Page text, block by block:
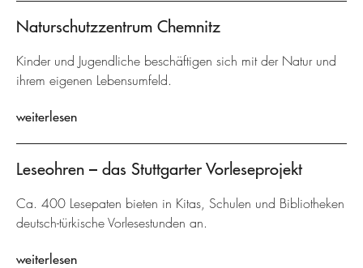
Naturschutzzentrum Chemnitz
Kinder und Jugendliche beschäftigen sich mit der Natur und
ihrem eigenen Lebensumfeld.
weiterlesen
Leseohren – das Stuttgarter Vorleseprojekt
Ca. 400 Lesepaten bieten in Kitas, Schulen und Bibliotheken
deutsch-türkische Vorlesestunden an.
weiterlesen